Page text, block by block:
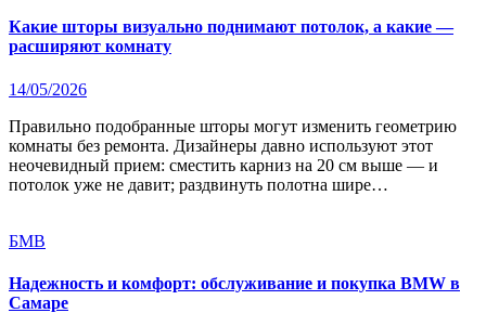
Какие шторы визуально поднимают потолок, а какие —
расширяют комнату
14/05/2026
Правильно подобранные шторы могут изменить геометрию
комнаты без ремонта. Дизайнеры давно используют этот
неочевидный прием: сместить карниз на 20 см выше — и
потолок уже не давит; раздвинуть полотна шире…
БМВ
Надежность и комфорт: обслуживание и покупка BMW в
Самаре